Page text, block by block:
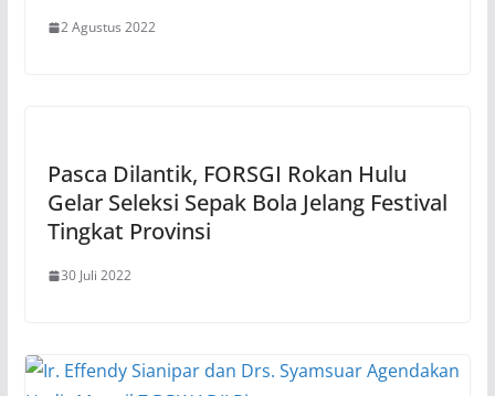
2 Agustus 2022
Pasca Dilantik, FORSGI Rokan Hulu
Gelar Seleksi Sepak Bola Jelang Festival
Tingkat Provinsi
30 Juli 2022